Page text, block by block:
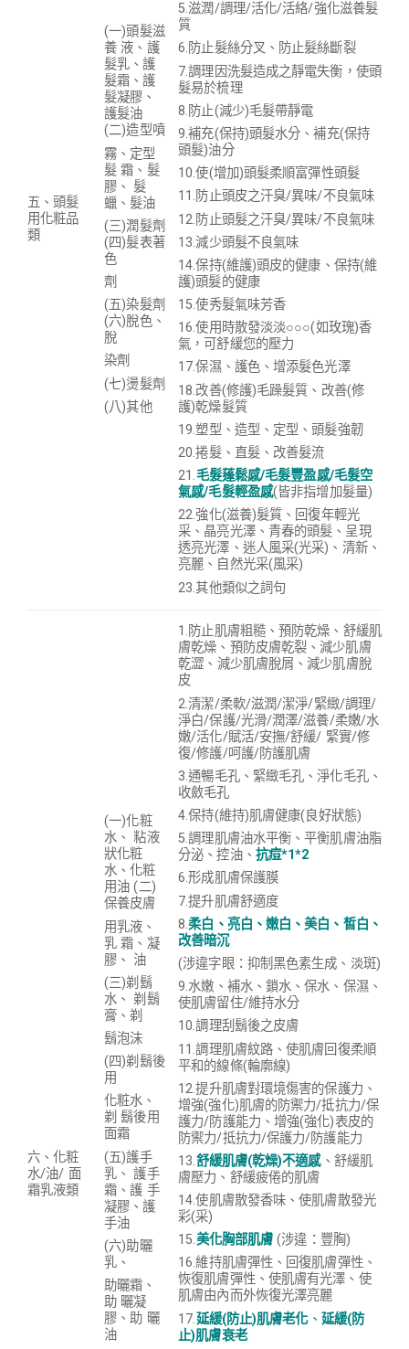
五、頭髮
用化粧品
類
(一)頭髮滋
養 液、護
髮乳、護
髮霜、護
髮凝膠、
護髮油
(二)造型噴
霧、定型
髮 霜、髮
膠、 髮
蠟、髮油
(三)潤髮劑
(四)髮表著
色
劑
(五)染髮劑
(六)脫色、
脫
染劑
(七)燙髮劑
(八)其他
5.滋潤/調理/活化/活絡/強化滋養髮
質
6.防止髮絲分叉、防止髮絲斷裂
7.調理因洗髮造成之靜電失衡，使頭
髮易於梳理
8.防止(減少)毛髮帶靜電
9.補充(保持)頭髮水分、補充(保持
頭髮)油分
10.使(增加)頭髮柔順富彈性頭髮
11.防止頭皮之汗臭/異味/不良氣味
12.防止頭髮之汗臭/異味/不良氣味
13.減少頭髮不良氣味
14.保持(維護)頭皮的健康、保持(維
護)頭髮的健康
15.使秀髮氣味芳香
16.使用時散發淡淡○○○(如玫瑰)香
氣，可舒緩您的壓力
17.保濕、護色、增添髮色光澤
18.改善(修護)毛躁髮質、改善(修
護)乾燥髮質
19.塑型、造型、定型、 頭髮強韌
20.捲髮、直髮、改善髮流
21.毛髮蓬鬆感/毛髮豐盈感/毛髮空
氣感/毛髮輕盈感(皆非指增加髮量)
22.強化(滋養)髮質、回復年輕光
采、晶亮光澤、青春的頭髮、呈現
透亮光澤、迷人風采(光采)、清新、
亮麗、自然光采(風采)
23.其他類似之詞句
六、化粧
水/油/ 面
霜乳液類
(一)化粧
水、 粘液
狀化粧
水、化粧
用油 (二)
保養皮膚
用乳液、
乳 霜、凝
膠、 油
(三)剃鬍
水、 剃鬍
膏、剃
鬍泡沫
(四)剃鬍後
用
化粧水、
剃 鬍後用
面霜
(五)護手
乳、 護手
霜、護 手
凝膠、護
手油
(六)助曬
乳、
助曬霜、
助 曬凝
膠、助 曬
油
1.防止肌膚粗糙、預防乾燥、舒緩肌
膚乾燥、預防皮膚乾裂、減少肌膚
乾澀、 減少肌膚脫屑 、減少肌膚脫
皮
2.清潔/柔軟/滋潤/潔淨/緊緻/調理/
淨白/保護/光滑/潤澤/滋養/柔嫩/水
嫩/活化/賦活/安撫/舒緩/ 緊實/修
復/修護/呵護/防護肌膚
3.通暢毛孔、緊緻毛孔、淨化毛孔、
收斂毛孔
4.保持(維持)肌膚健康(良好狀態)
5.調理肌膚油水平衡、平衡肌膚油脂
分泌、控油、 抗痘*1*2
6.形成肌膚保護膜
7.提升肌膚舒適度
8.柔白、亮白、嫩白、美白、皙白、
改善暗沉
(涉違字眼：抑制黑色素生成、淡斑)
9.水嫩、補水、鎖水、保水、保濕、
使肌膚留住/維持水分
10.調理刮鬍後之皮膚
11.調理肌膚紋路、使肌膚回復柔順
平和的線條(輪廓線)
12.提升肌膚對環境傷害的保護力、
增強(強化)肌膚的防禦力/抵抗力/保
護力/防護能力、增強(強化)表皮的
防禦力/抵抗力/保護力/防護能力
13.舒緩肌膚(乾燥)不適感、舒緩肌
膚壓力、舒緩疲倦的肌膚
14.使肌膚散發香味、使肌膚散發光
彩(采)
15.美化胸部肌膚 (涉違：豐胸)
16.維持肌膚彈性、回復肌膚彈性、
恢復肌膚彈性、使肌膚有光澤、使
肌膚由內而外恢復光澤亮麗
17.延緩(防止)肌膚老化、 延緩(防
止)肌膚衰老